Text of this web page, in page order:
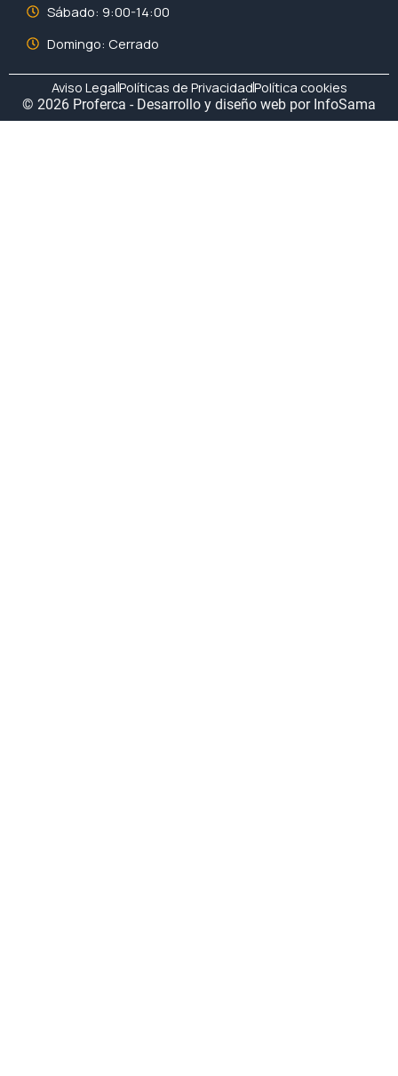
f
Sábado: 9:00-14:00
Domingo: Cerrado
Aviso LegalPolíticas de PrivacidadPolítica cookies
© 2026 Proferca - Desarrollo y diseño web por InfoSama